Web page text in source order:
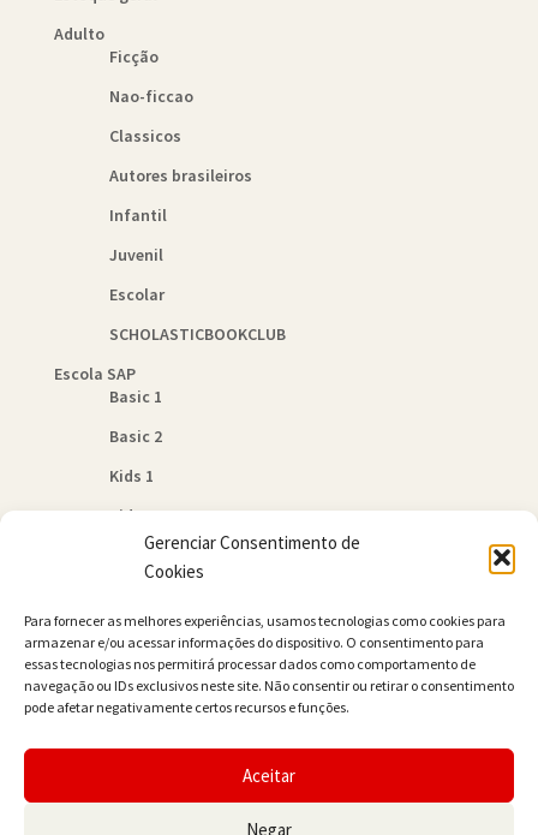
Gerenciar Consentimento de
Cookies
Para fornecer as melhores experiências, usamos tecnologias como cookies para
armazenar e/ou acessar informações do dispositivo. O consentimento para
essas tecnologias nos permitirá processar dados como comportamento de
navegação ou IDs exclusivos neste site. Não consentir ou retirar o consentimento
pode afetar negativamente certos recursos e funções.
Aceitar
Negar
Adulto
Ficção
Nao-ficcao
Classicos
Autores brasileiros
Infantil
Juvenil
Escolar
SCHOLASTICBOOKCLUB
Escola SAP
Basic 1
Basic 2
Kids 1
Kids 2
Quem Somos
Contato
© JAMER Books 2026